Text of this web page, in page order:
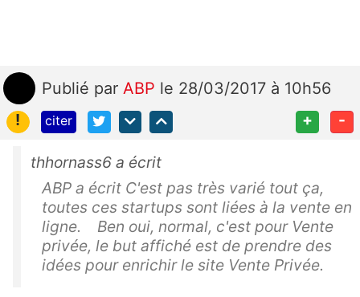
Publié par ABP le 28/03/2017 à 10h56
!
citer + -
thhornass6 a écrit
ABP a écrit C'est pas très varié tout ça,
toutes ces startups sont liées à la vente en
ligne. Ben oui, normal, c'est pour Vente
privée, le but affiché est de prendre des
idées pour enrichir le site Vente Privée.